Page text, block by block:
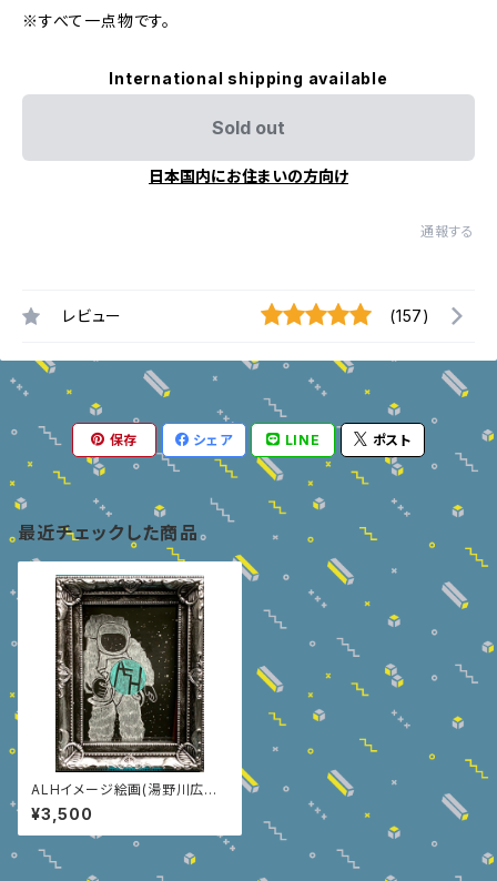
※すべて一点物です。
International shipping available
Sold out
日本国内にお住まいの方向け
通報する
レビュー (157)
保存 シェア LINE ポスト
最近チェックした商品
ALHイメージ絵画(湯野川広美
HandMade) 宇宙飛行士②
¥3,500